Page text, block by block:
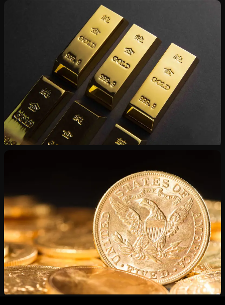
Napoléons, Souverains, Dollars — certificats inclus
Or et argent certifiés — du lingotine au kilogramme